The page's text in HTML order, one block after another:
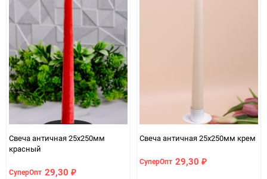
Свеча античная 25х250мм
красный
СуперОпт 29,30 ₽
Свеча античная 25х250мм крем
СуперОпт 29,30 ₽